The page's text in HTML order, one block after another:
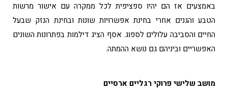
באמצעים אז הם יהיו ספציפית לכל ממקרה עם אישור מרשות
הטבע והגנים אחרי בחינת אפשרויות שונות ובחינת הנזק שבעל
החיים והסביבה עלולים לספוג. אסף הציג דילמות בפתרונות השונים
האפשריים וביניהם גם נושא ההמתה.
מושב שלישיפרוקי רגליים ארסיים